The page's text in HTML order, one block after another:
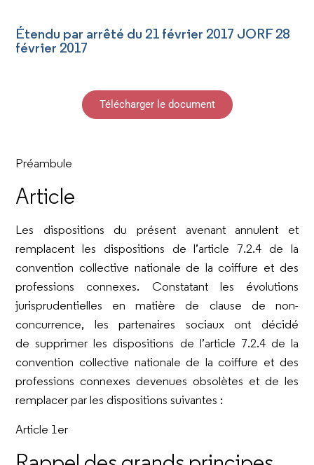
Étendu par arrêté du 21 février 2017 JORF 28
février 2017
Télécharger le document
Préambule
Article
Les dispositions du présent avenant annulent et
remplacent les dispositions de l’article 7.2.4 de la
convention collective nationale de la coiffure et des
professions connexes. Constatant les évolutions
jurisprudentielles en matière de clause de non-
concurrence, les partenaires sociaux ont décidé
de supprimer les dispositions de l’article 7.2.4 de la
convention collective nationale de la coiffure et des
professions connexes devenues obsolètes et de les
remplacer par les dispositions suivantes :
Article 1er